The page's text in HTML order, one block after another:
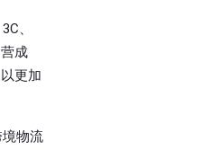
、
成
更加
物流